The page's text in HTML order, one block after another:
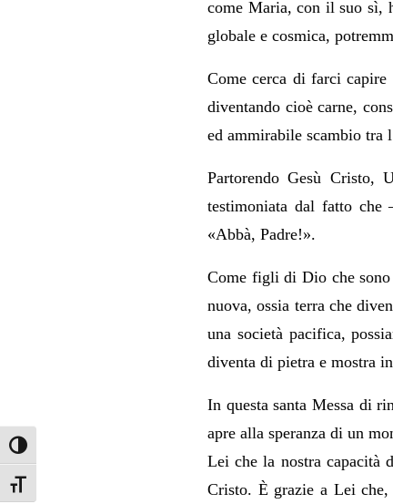
Attiva/disattiva alto contrasto
Attiva/disattiva dimensione testo
come Maria, con il suo sì,
globale e cosmica,
Come cerca di farci
diventando cioè carne,
ed ammirabile scambio tra
Partorendo Gesù
testimoniata dal fatto
«Abbà, Padre!».
Come figli di Dio che sono
nuova, ossia terra che
una società pacifica,
diventa di pietra e mostra
In questa santa Messa di
apre alla speranza di un
Lei che la nostra capacità
Cristo. È grazie a Lei